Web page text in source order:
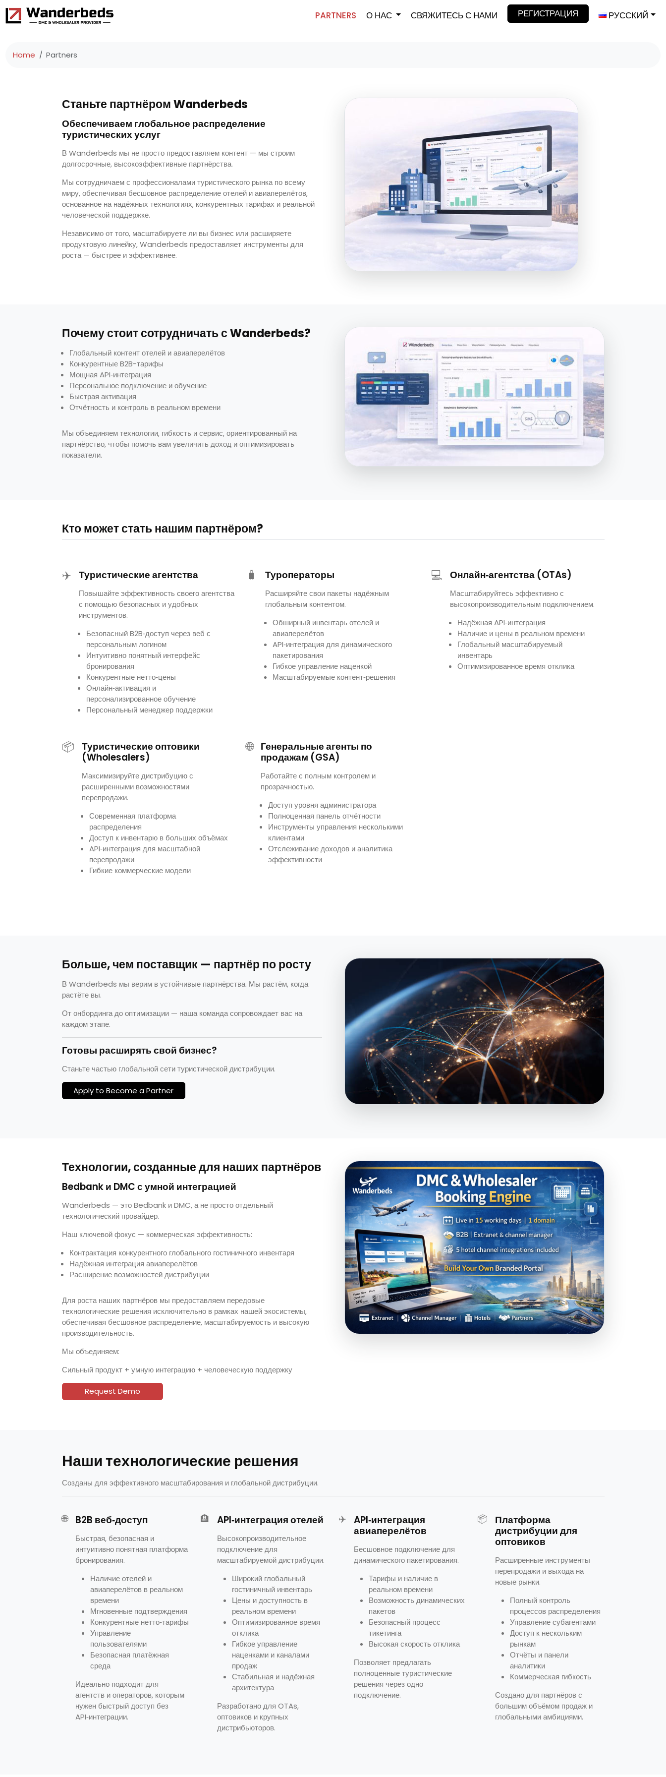
PARTNERS О НАС СВЯЖИТЕСЬ С НАМИ РЕГИСТРАЦИЯ РУССКИЙ
Home Partners
Станьте партнёром Wanderbeds
Обеспечиваем глобальное распределение
туристических услуг
В Wanderbeds мы не просто предоставляем контент — мы строим
долгосрочные, высокоэффективные партнёрства.
Мы сотрудничаем с профессионалами туристического рынка по всему
миру, обеспечивая бесшовное распределение отелей и авиаперелётов,
основанное на надёжных технологиях, конкурентных тарифах и реальной
человеческой поддержке.
Независимо от того, масштабируете ли вы бизнес или расширяете
продуктовую линейку, Wanderbeds предоставляет инструменты для
роста — быстрее и эффективнее.
Почему стоит сотрудничать с Wanderbeds?
Глобальный контент отелей и авиаперелётов
Конкурентные B2B-тарифы
Мощная API‑интеграция
Персональное подключение и обучение
Быстрая активация
Отчётность и контроль в реальном времени
Мы объединяем технологии, гибкость и сервис, ориентированный на
партнёрство, чтобы помочь вам увеличить доход и оптимизировать
показатели.
Кто может стать нашим партнёром?
✈️ Туристические агентства
Повышайте эффективность своего агентства
с помощью безопасных и удобных
инструментов.
Безопасный B2B‑доступ через веб с
персональным логином
Интуитивно понятный интерфейс
бронирования
Конкурентные нетто‑цены
Онлайн‑активация и
персонализированное обучение
Персональный менеджер поддержки
🧳 Туроператоры
Расширяйте свои пакеты надёжным
глобальным контентом.
Обширный инвентарь отелей и
авиаперелётов
API‑интеграция для динамического
пакетирования
Гибкое управление наценкой
Масштабируемые контент‑решения
💻 Онлайн‑агентства (OTAs)
Масштабируйтесь эффективно с
высокопроизводительным подключением.
Надёжная API‑интеграция
Наличие и цены в реальном времени
Глобальный масштабируемый
инвентарь
Оптимизированное время отклика
📦 Туристические оптовики
(Wholesalers)
Максимизируйте дистрибуцию с
расширенными возможностями
перепродажи.
Современная платформа
распределения
Доступ к инвентарю в больших объёмах
API‑интеграция для масштабной
перепродажи
Гибкие коммерческие модели
🌐 Генеральные агенты по
продажам (GSA)
Работайте с полным контролем и
прозрачностью.
Доступ уровня администратора
Полноценная панель отчётности
Инструменты управления несколькими
клиентами
Отслеживание доходов и аналитика
эффективности
Больше, чем поставщик — партнёр по росту
В Wanderbeds мы верим в устойчивые партнёрства. Мы растём, когда
растёте вы.
От онбординга до оптимизации — наша команда сопровождает вас на
каждом этапе.
Готовы расширять свой бизнес?
Станьте частью глобальной сети туристической дистрибуции.
Apply to Become a Partner
Технологии, созданные для наших партнёров
Bedbank и DMC с умной интеграцией
Wanderbeds — это Bedbank и DMC, а не просто отдельный
технологический провайдер.
Наш ключевой фокус — коммерческая эффективность:
Контрактация конкурентного глобального гостиничного инвентаря
Надёжная интеграция авиаперелётов
Расширение возможностей дистрибуции
Для роста наших партнёров мы предоставляем передовые
технологические решения исключительно в рамках нашей экосистемы,
обеспечивая бесшовное распределение, масштабируемость и высокую
производительность.
Мы объединяем:
Сильный продукт + умную интеграцию + человеческую поддержку
Request Demo
Наши технологические решения
Созданы для эффективного масштабирования и глобальной дистрибуции.
🌐 B2B веб‑доступ
Быстрая, безопасная и
интуитивно понятная платформа
бронирования.
Наличие отелей и
авиаперелётов в реальном
времени
Мгновенные подтверждения
Конкурентные нетто‑тарифы
Управление
пользователями
Безопасная платёжная
среда
Идеально подходит для
агентств и операторов, которым
нужен быстрый доступ без
API‑интеграции.
🏨 API‑интеграция отелей
Высокопроизводительное
подключение для
масштабируемой дистрибуции.
Широкий глобальный
гостиничный инвентарь
Цены и доступность в
реальном времени
Оптимизированное время
отклика
Гибкое управление
наценками и каналами
продаж
Стабильная и надёжная
архитектура
Разработано для OTAs,
оптовиков и крупных
дистрибьюторов.
✈️
API‑интеграция
авиаперелётов
Бесшовное подключение для
динамического пакетирования.
Тарифы и наличие в
реальном времени
Возможность динамических
пакетов
Безопасный процесс
тикетинга
Высокая скорость отклика
Позволяет предлагать
полноценные туристические
решения через одно
подключение.
📦
Платформа
дистрибуции для
оптовиков
Расширенные инструменты
перепродажи и выхода на
новые рынки.
Полный контроль
процессов распределения
Управление субагентами
Доступ к нескольким
рынкам
Отчёты и панели
аналитики
Коммерческая гибкость
Создано для партнёров с
большим объёмом продаж и
глобальными амбициями.